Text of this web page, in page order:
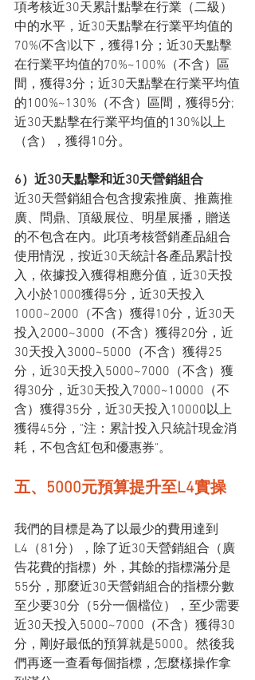
項考核近30天累計點擊在行業（二級）
中的水平，近30天點擊在行業平均值的
70%(不含)以下，獲得1分；近30天點擊
在行業平均值的70%~100%（不含）區
間，獲得3分；近30天點擊在行業平均值
的100%~130%（不含）區間，獲得5分;
近30天點擊在行業平均值的130%以上
（含），獲得10分。
6）近30天點擊和近30天營銷組合
近30天營銷組合包含搜索推廣、推薦推
廣、問鼎、頂級展位、明星展播，贈送
的不包含在內。此項考核營銷產品組合
使用情況，按近30天統計各產品累計投
入，依據投入獲得相應分值，近30天投
入小於1000獲得5分，近30天投入
1000~2000（不含）獲得10分，近30天
投入2000~3000（不含）獲得20分，近
30天投入3000~5000（不含）獲得25
分，近30天投入5000~7000（不含）獲
得30分，近30天投入7000~10000（不
含）獲得35分，近30天投入10000以上
獲得45分，"注：累計投入只統計現金消
耗，不包含紅包和優惠券"。
五、5000元預算提升至L4實操
我們的目標是為了以最少的費用達到
L4（81分），除了近30天營銷組合（廣
告花費的指標）外，其餘的指標滿分是
55分，那麼近30天營銷組合的指標分數
至少要30分（5分一個檔位），至少需要
近30天投入5000~7000（不含）獲得30
分，剛好最低的預算就是5000。然後我
們再逐一查看每個指標，怎麼樣操作拿